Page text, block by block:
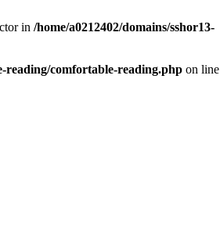
in /home/a0212402/domains/sshor13-
reading/comfortable-reading.php on line